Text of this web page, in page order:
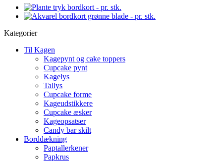
Kategorier
Til Kagen
Kagepynt og cake toppers
Cupcake pynt
Kagelys
Tallys
Cupcake forme
Kageudstikkere
Cupcake æsker
Kageopsatser
Candy bar skilt
Borddækning
Paptallerkener
Papkrus